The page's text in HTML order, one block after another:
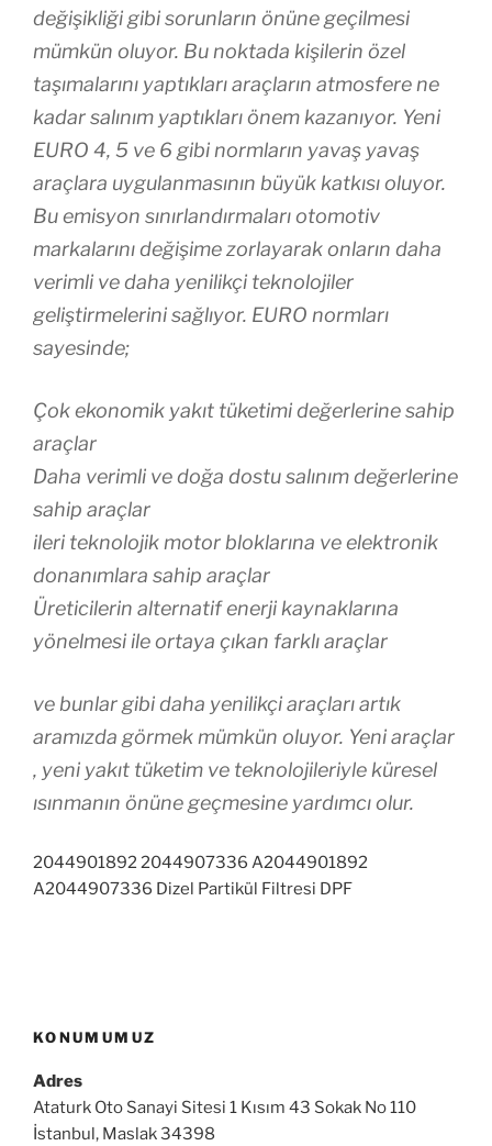
değişikliği gibi sorunların önüne geçilmesi
mümkün oluyor. Bu noktada kişilerin özel
taşımalarını yaptıkları araçların atmosfere ne
kadar salınım yaptıkları önem kazanıyor. Yeni
EURO 4, 5 ve 6 gibi normların yavaş yavaş
araçlara uygulanmasının büyük katkısı oluyor.
Bu emisyon sınırlandırmaları otomotiv
markalarını değişime zorlayarak onların daha
verimli ve daha yenilikçi teknolojiler
geliştirmelerini sağlıyor. EURO normları
sayesinde;
Çok ekonomik yakıt tüketimi değerlerine sahip
araçlar
Daha verimli ve doğa dostu salınım değerlerine
sahip araçlar
ileri teknolojik motor bloklarına ve elektronik
donanımlara sahip araçlar
Üreticilerin alternatif enerji kaynaklarına
yönelmesi ile ortaya çıkan farklı araçlar
ve bunlar gibi daha yenilikçi araçları artık
aramızda görmek mümkün oluyor. Yeni araçlar
, yeni yakıt tüketim ve teknolojileriyle küresel
ısınmanın önüne geçmesine yardımcı olur.
2044901892 2044907336 A2044901892
A2044907336 Dizel Partikül Filtresi DPF
KONUMUMUZ
Adres
Ataturk Oto Sanayi Sitesi 1 Kısım 43 Sokak No 110
İstanbul, Maslak 34398